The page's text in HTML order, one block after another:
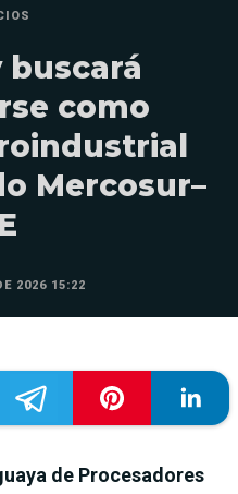
buscará
como
Mercosur–
2026 15:22
de Procesadores